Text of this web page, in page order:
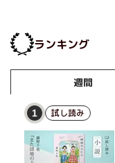
ランキング
週間
1 試し読み